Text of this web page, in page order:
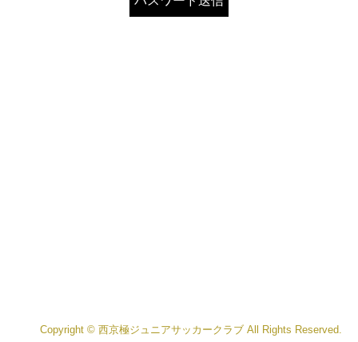
Copyright © 西京極ジュニアサッカークラブ All Rights Reserved.